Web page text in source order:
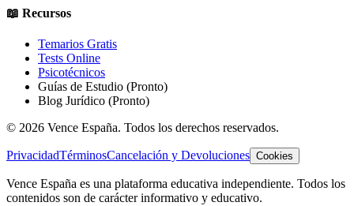
📖 Recursos
Temarios Gratis
Tests Online
Psicotécnicos
Guías de Estudio (Pronto)
Blog Jurídico (Pronto)
© 2026 Vence España. Todos los derechos reservados.
PrivacidadTérminosCancelación y Devoluciones Cookies
Vence España es una plataforma educativa independiente. Todos los
contenidos son de carácter informativo y educativo.